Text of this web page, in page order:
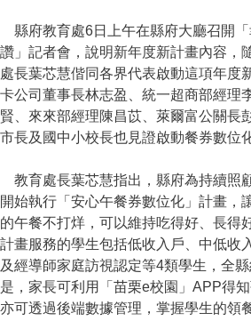
縣府教育處6日上午在縣府大廳召開
讚」記者會，說明新年度新計畫內容，
處長葉芯慧偕同各界代表啟動這項年度
卡公司董事長林志盈、統一超商部經理
賢、來來部經理陳昌苡、萊爾富公關長
市長及國中小校長也見證啟動餐券數位
教育處長葉芯慧指出，縣府為持續照
開始執行「安心午餐券數位化」計畫，
的午餐不打烊，可以維持吃得好、長得
計畫服務的學生包括低收入戶、中低收
及經導師家庭訪視認定等4類學生，全
是，家長可利用「苗栗e校園」APP得
亦可透過後端數據管理，掌握學生的領